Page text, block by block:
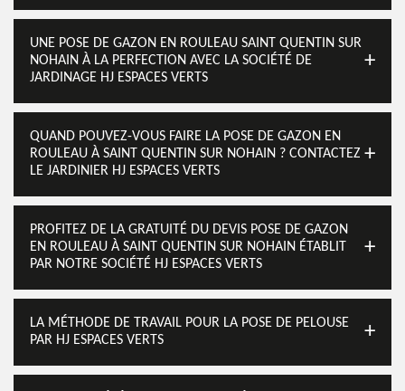
UNE POSE DE GAZON EN ROULEAU SAINT QUENTIN SUR
NOHAIN À LA PERFECTION AVEC LA SOCIÉTÉ DE
JARDINAGE HJ ESPACES VERTS
QUAND POUVEZ-VOUS FAIRE LA POSE DE GAZON EN
ROULEAU À SAINT QUENTIN SUR NOHAIN ? CONTACTEZ
LE JARDINIER HJ ESPACES VERTS
PROFITEZ DE LA GRATUITÉ DU DEVIS POSE DE GAZON
EN ROULEAU À SAINT QUENTIN SUR NOHAIN ÉTABLIT
PAR NOTRE SOCIÉTÉ HJ ESPACES VERTS
LA MÉTHODE DE TRAVAIL POUR LA POSE DE PELOUSE
PAR HJ ESPACES VERTS